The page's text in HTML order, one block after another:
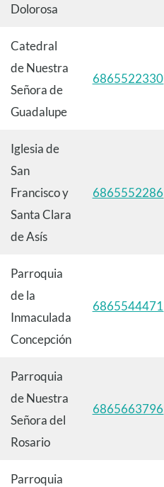
Dolorosa
Catedral
de Nuestra
Señora de
Guadalupe
6865522330
Iglesia de
San
Francisco y
Santa Clara
de Asís
6865552286
Parroquia
de la
Inmaculada
Concepción
6865544471
Parroquia
de Nuestra
Señora del
Rosario
6865663796
Parroquia